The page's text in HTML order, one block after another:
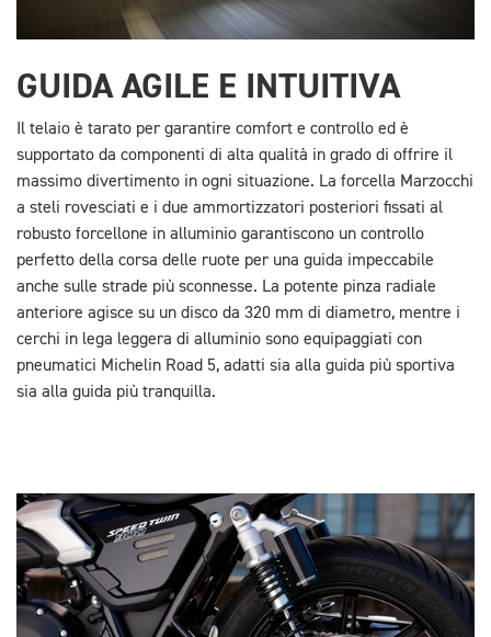
GUIDA AGILE E INTUITIVA
Il telaio è tarato per garantire comfort e controllo ed è
supportato da componenti di alta qualità in grado di offrire il
massimo divertimento in ogni situazione. La forcella Marzocchi
a steli rovesciati e i due ammortizzatori posteriori fissati al
robusto forcellone in alluminio garantiscono un controllo
perfetto della corsa delle ruote per una guida impeccabile
anche sulle strade più sconnesse. La potente pinza radiale
anteriore agisce su un disco da 320 mm di diametro, mentre i
cerchi in lega leggera di alluminio sono equipaggiati con
pneumatici Michelin Road 5, adatti sia alla guida più sportiva
sia alla guida più tranquilla.